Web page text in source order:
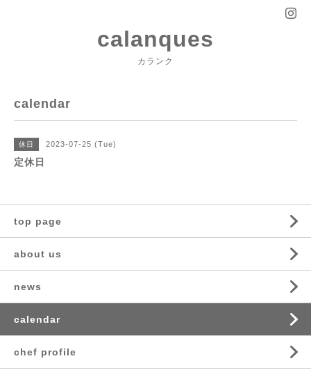
calanques
カランク
calendar
休日 2023-07-25 (Tue)
定休日
top page
about us
news
calendar
chef profile